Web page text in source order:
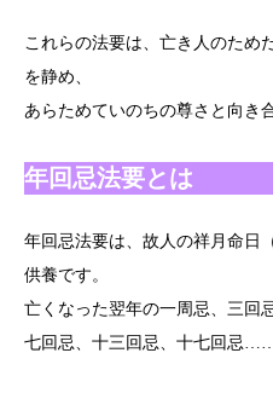
これらの法要は、亡き人のため
を静め、
あらためていのちの尊さと向き
年回忌法要とは
年回忌法要は、故人の祥月命日
供養です。
亡くなった翌年の一周忌、三回
七回忌、十三回忌、十七回忌……